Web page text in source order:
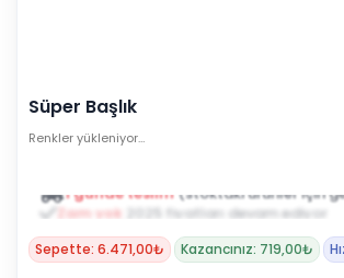
Süper Başlık
Renkler yükleniyor…
1 günde teslim (stoktaki ürünler için
Zam yok 2025 fiyatları devam ediyor
Sepette: 6.471,00₺ Kazancınız: 719,00₺